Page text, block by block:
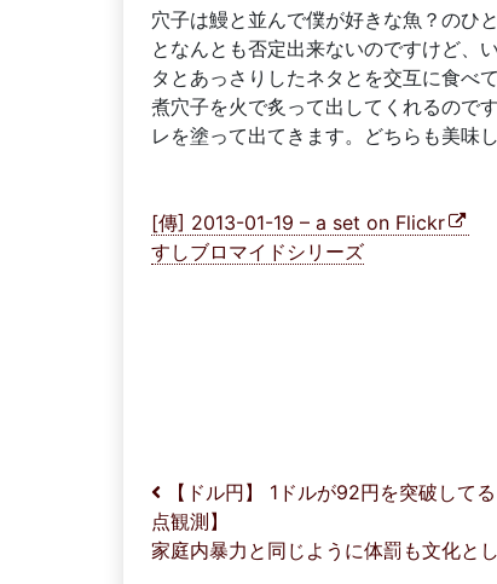
穴子は鰻と並んで僕が好きな魚？のひ
となんとも否定出来ないのですけど、
タとあっさりしたネタとを交互に食べ
煮穴子を火で炙って出してくれるので
レを塗って出てきます。どちらも美味し
[傳] 2013-01-19 – a set on Flickr
すしブロマイドシリーズ
投稿ナビゲーショ
【ドル円】 1ドルが92円を突破して
点観測】
家庭内暴力と同じように体罰も文化と